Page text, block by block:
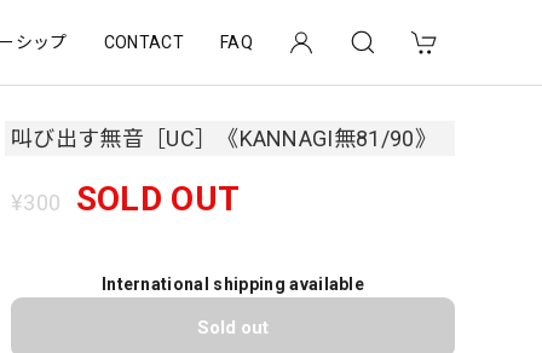
シップ CONTACT FAQ
叫び出す無音［UC］《KANNAGI無81/90》
¥300 SOLD OUT
International shipping available
Sold out